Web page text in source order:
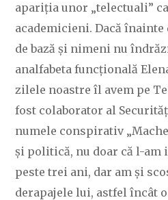
apariția unor „telectuali”
academicieni. Dacă înainte
de bază și nimeni nu
analfabeta funcțională
zilele noastre îl avem pe
fost colaborator al
numele conspirativ
și politică, nu doar că l-am
peste trei ani, dar am și
derapajele lui, astfel încât